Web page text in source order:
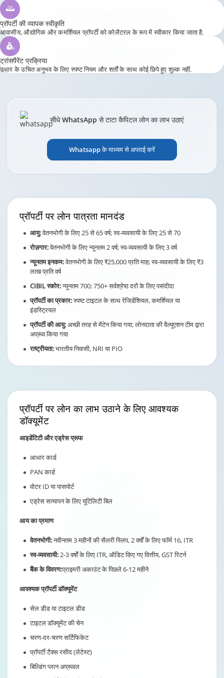
प्रॉपर्टी की व्यापक स्वीकृति
आवासीय, औद्योगिक और कमर्शियल प्रॉपर्टी को कोलैटरल के रूप में स्वीकार किया जाता है.
ट्रांसपैरेंट प्रक्रिया
उधार के उचित अनुभव के लिए स्पष्ट नियम और शर्तों के साथ कोई छिपे हुए शुल्क नहीं.
Whatsapp के माध्यम से अप्लाई करें
वेतनभोगी के लिए 25 से 65 वर्ष; स्व-व्यवसायी के लिए 25 से 70
रोज़गार:वेतनभोगी के लिए न्यूनतम 2 वर्ष; स्व-व्यवसायी के लिए 3 वर्ष
न्यूनतम इनकम:वेतनभोगी के लिए ₹25,000 प्रति माह; स्व-व्यवसायी के लिए ₹3
लाख प्रति वर्ष
CIBIL स्कोर:
प्रॉपर्टी का प्रकार:स्पष्ट टाइटल के साथ रेजिडेंशियल, कमर्शियल या
इंडस्ट्रियल
प्रॉपर्टी की आयु:
अप्रूव किया गया
राष्ट्रीयता: भारतीय निवासी, NRI या PIO
डॉक्यूमेंट
आइडेंटिटी और एड्रेस प्रूफ
PAN कार्ड
वोटर ID या पासपोर्ट
एड्रेस सत्यापन के लिए यूटिलिटी बिल
स्व-व्यवसायी: 2-3 वर्षों के लिए ITR, ऑडिट किए गए वित्तीय, GST रिटर्न
बैंक के विवरण:प्राइमरी अकाउंट के पिछले 6-12 महीने
टाइटल डॉक्यूमेंट की चेन
चरण-दर-चरण सर्टिफिकेट
प्रॉपर्टी टैक्स रसीद (लेटेस्ट)
बिल्डिंग प्लान अप्रूवल
व्यवसाय सर्टिफिकेट (निवास के लिए)